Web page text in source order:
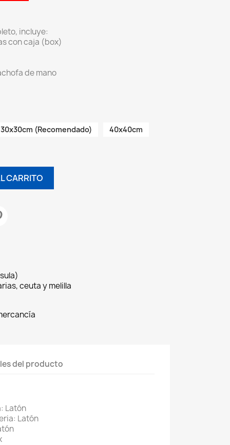
incluye:
con caja (box)
de mano
30x30cm (Recomendado) 40x40cm
CARRITO
ceuta y melilla
del producto
Latón
Latón